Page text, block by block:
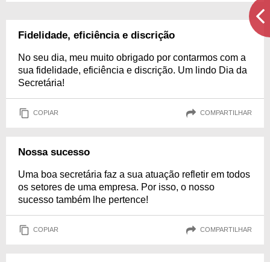
Fidelidade, eficiência e discrição
No seu dia, meu muito obrigado por contarmos com a
sua fidelidade, eficiência e discrição. Um lindo Dia da
Secretária!
COPIAR COMPARTILHAR
Nossa sucesso
Uma boa secretária faz a sua atuação refletir em todos
os setores de uma empresa. Por isso, o nosso
sucesso também lhe pertence!
COPIAR COMPARTILHAR